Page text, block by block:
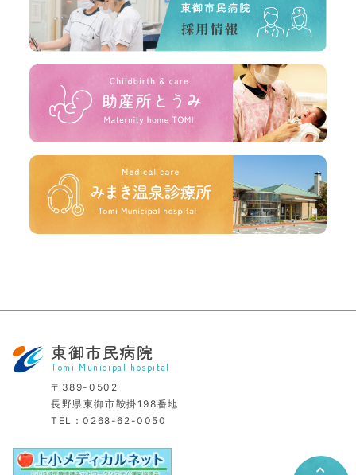
東御市民病院
Tomi Municipal hospital
〒389-0502
長野県東御市鞍掛198番地
TEL：0268-62-0050